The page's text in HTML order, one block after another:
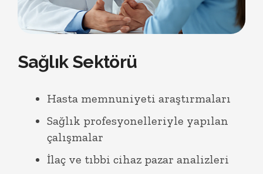
Sağlık Sektörü
Hasta memnuniyeti araştırmaları
Sağlık profesyonelleriyle yapılan
çalışmalar
İlaç ve tıbbi cihaz pazar analizleri